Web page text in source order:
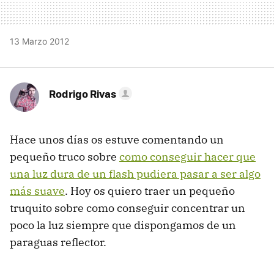
13 Marzo 2012
Rodrigo Rivas
Hace unos días os estuve comentando un
pequeño truco sobre como conseguir hacer que
una luz dura de un flash pudiera pasar a ser algo
más suave. Hoy os quiero traer un pequeño
truquito sobre como conseguir concentrar un
poco la luz siempre que dispongamos de un
paraguas reflector.